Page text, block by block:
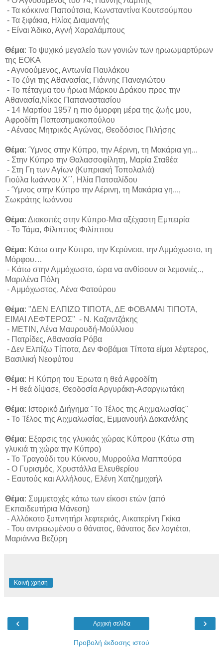
- Τα κόκκινα Παπούτσια, Κωνσταντίνα Κουτσούμπου
- Τα ξιφάκια, Ηλίας Διαμαντής
- Είναι Άδικο, Αγνή Χαραλάμπους
Θέμα: Το ψυχικό μεγαλείο των γονιών των ηρωωμαρτύρων
της ΕΟΚΑ
- Αγνοούμενος, Αντωνία Παυλάκου
- Το ζύγι της Αθανασίας, Γιάννης Παναγιώτου
- Το πέταγμα του ήρωα Μάρκου Δράκου προς την
Αθανασία,Νίκος Παπαναστασίου
- 14 Μαρτίου 1957 η πιο όμορφη μέρα της ζωής μου,
Αφροδίτη Παπασημακοπούλου
- Αέναος Μητρικός Αγώνας, Θεοδόσιος Πιλήσης
Θέμα: Ύμνος στην Κύπρο, την Αέρινη, τη Μακάρια γη...
- Στην Κύπρο την Θαλασσοφίλητη, Μαρία Σταθέα
- Στη Γη των Αγίων (Κυπριακή Τοπολαλιά)
Γιούλα Ιωάννου Χ΄΄, Ηλία Πατσαλίδου
- Ύμνος στην Κύπρο την Αέρινη, τη Μακάρια γη...,
Σωκράτης Ιωάννου
Θέμα: Διακοπές στην Κύπρο-Μια αξέχαστη Εμπειρία
- Το Τάμα, Φίλιππος Φιλίππου
Θέμα: Κάτω στην Κύπρο, την Κερύνεια, την Αμμόχωστο, τη
Μόρφου…
- Κάτω στην Αμμόχωστο, ώρα να ανθίσουν οι λεμονιές..,
Μαριλένα Πόλη
- Αμμόχωστος, Λένα Φατούρου
Θέμα: "ΔΕΝ ΕΛΠΙΖΩ ΤΙΠΟΤΑ, ΔΕ ΦΟΒΑΜΑΙ ΤΙΠΟΤΑ,
ΕΙΜΑΙ ΛΕΦΤΕΡΟΣ" - Ν. Καζαντζάκης
- ΜΕΤΙΝ, Λένα Μαυρουδή-Μούλλιου
- Πατρίδες, Αθανασία Ρόβα
- Δεν Ελπίζω Τίποτα, Δεν Φοβάμαι Τίποτα είμαι λέφτερος,
Βασιλική Νεοφύτου
Θέμα: Η Κύπρη του Έρωτα η θεά Αφροδίτη
- Η θεά δίψασε, Θεοδοσία Αργυράκη-Ασαργιωτάκη
Θέμα: Ιστορικό Διήγημα "Το Τέλος της Αιχμαλωσίας"
- Το Τέλος της Αιχμαλωσίας, Εμμανουήλ Δακανάλης
Θέμα: Εξαρσις της γλυκιάς χώρας Κύπρου (Κάτω στη
γλυκιά τη χώρα την Κύπρο)
- Το Τραγούδι του Κύκνου, Μυρρούλα Μαππούρα
- Ο Γυρισμός, Χρυστάλλα Ελευθερίου
- Εαυτούς και Αλλήλους, Ελένη Χατζημιχαήλ
Θέμα: Συμμετοχές κάτω των είκοσι ετών (από
Εκπαιδευτήρια Μάνεση)
- Αλλόκοτο ξυπνητήρι λεφτεριάς, Αικατερίνη Γκίκα
- Του αντρειωμένου ο θάνατος, θάνατος δεν λογιέται,
Μαριάννα Βεζύρη
Κοινή χρήση
‹ ›
Αρχική σελίδα
Προβολή έκδοσης ιστού